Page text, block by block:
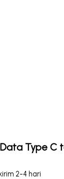
Data Type C
2-4 hari